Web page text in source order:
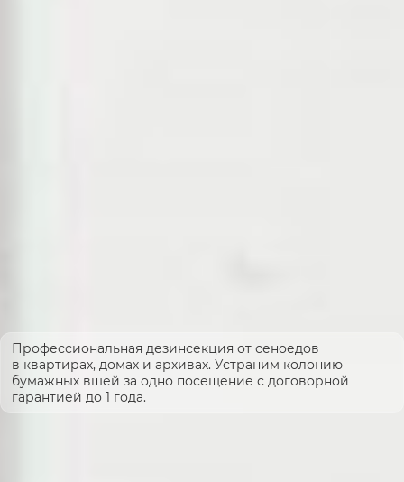
Профессиональная дезинсекция от сеноедов
в квартирах, домах и архивах. Устраним колонию
бумажных вшей за одно посещение с договорной
гарантией до 1 года.